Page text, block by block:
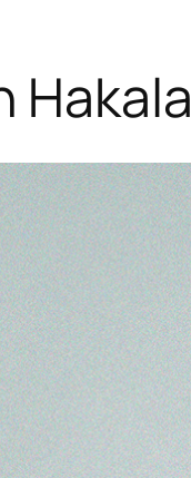
Hakala